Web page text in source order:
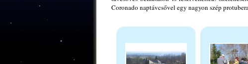
Coronado naptávcsővel egy nagyon szép